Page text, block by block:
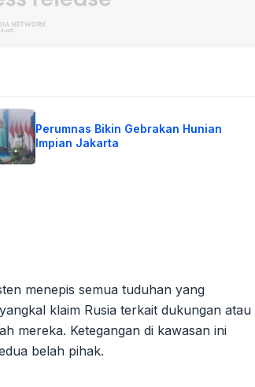
Perumnas Bikin Gebrakan Hunian
Impian Jakarta
menepis semua tuduhan yang
klaim Rusia terkait dukungan atau
mereka. Ketegangan di kawasan ini
belah pihak.